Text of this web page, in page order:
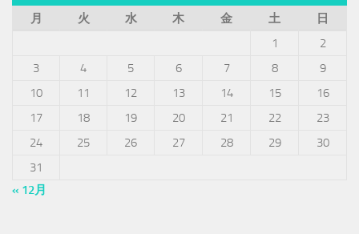
月
火 水 木 金 土
日
1
2
3
4 5 6 7 8
9
10
11 12 13 14 15
16
17
18 19 20 21 22
23
24
25 26 27 28 29
30
31
« 12月